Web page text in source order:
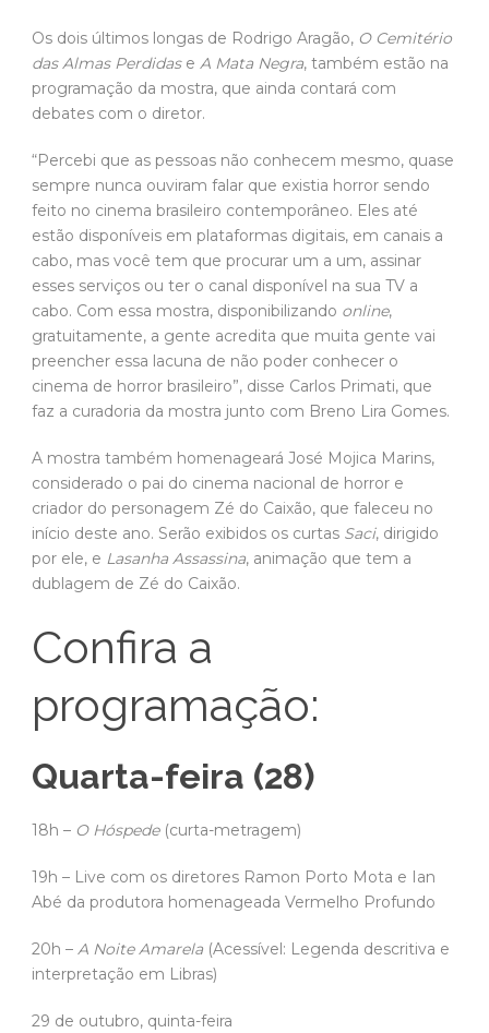
Os dois últimos longas de Rodrigo Aragão, O Cemitério
das Almas Perdidase A Mata Negra, também estão na
programação da mostra, que ainda contará com
debates com o diretor.
“Percebi que as pessoas não conhecem mesmo, quase
sempre nunca ouviram falar que existia horror sendo
feito no cinema brasileiro contemporâneo. Eles até
estão disponíveis em plataformas digitais, em canais a
cabo, mas você tem que procurar um a um, assinar
esses serviços ou ter o canal disponível na sua TV a
cabo. Com essa mostra, disponibilizando online,
gratuitamente, a gente acredita que muita gente vai
preencher essa lacuna de não poder conhecer o
cinema de horror brasileiro”, disse Carlos Primati, que
faz a curadoria da mostra junto com Breno Lira Gomes.
A mostra também homenageará José Mojica Marins,
considerado o pai do cinema nacional de horror e
criador do personagem Zé do Caixão, que faleceu no
início deste ano. Serão exibidos os curtas Saci, dirigido
por ele, e Lasanha Assassina, animação que tem a
dublagem de Zé do Caixão.
Confira a
programação:
Quarta-feira (28)
18h – O Hóspede(curta-metragem)
19h – Live com os diretores Ramon Porto Mota e Ian
Abé da produtora homenageada Vermelho Profundo
20h – A Noite Amarela (Acessível: Legenda descritiva e
interpretação em Libras)
29 de outubro, quinta-feira